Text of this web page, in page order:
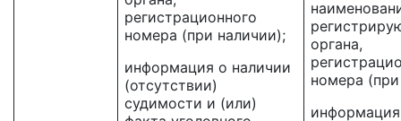
регистрационного
номера (при наличии);
информация о наличии
(отсутствии)
судимости и (или)
органа,
номера